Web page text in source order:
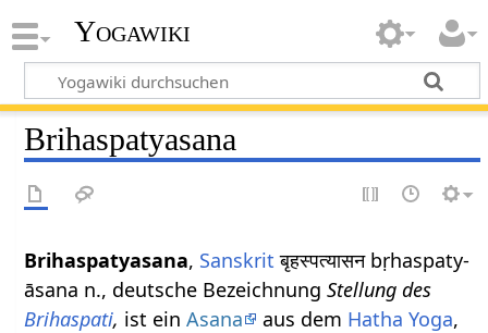
Yogawiki
Brihaspatyasana
Brihaspatyasana, Sanskrit बृहस्पत्यासन bṛhaspaty-
āsana n., deutsche BezeichnungStellung des
Brihaspati, ist einAsana aus dem Hatha Yoga,